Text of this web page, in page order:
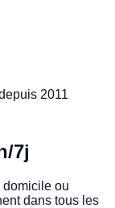
2011
7j
domicile ou
dans tous les